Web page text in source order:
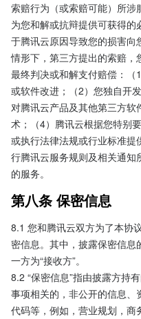
索赔行为（或索赔可能）所
为您和解或抗辩提供可获得
于腾讯云原因导致您的损害
情形下，第三方提出的索赔
最终判决或和解支付赔偿：
或软件改进；（2）您独自开
对腾讯云产品及其他第三方
术；（4）腾讯云根据您特别
或执行法律法规或行业标准
行腾讯云服务规则及相关通
的服务。
第八条 保密信息
8.1 您和腾讯云双方为了本协
密信息。其中，披露保密信息
一方为“接收方”。
8.2 “保密信息”指由披露方持
事项相关的，非公开的信息
代码等，例如，营业规划，商